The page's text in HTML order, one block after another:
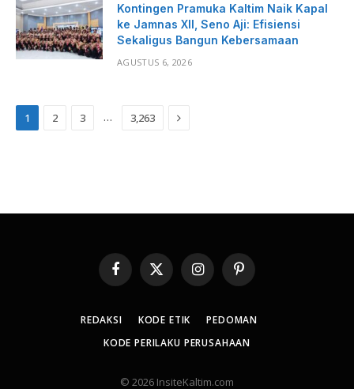
Kontingen Pramuka Kaltim Naik Kapal
ke Jamnas XII, Seno Aji: Efisiensi
Sekaligus Bangun Kebersamaan
AGUSTUS 6, 2026
1 2 3 … 3,263 Next
Facebook
X
(Twitter)
InstagramPinterest
REDAKSI KODE ETIK
PEDOMAN
KODE PERILAKU PERUSAHAAN
© 2026 InsiteKaltim.com